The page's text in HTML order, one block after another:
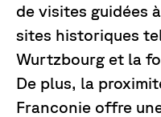
de visites guidées
sites historiques
Wurtzbourg et la
De plus, la
Franconie offre